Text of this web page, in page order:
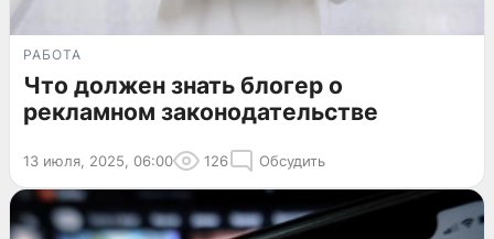
РАБОТА
Что должен знать блогер о
рекламном законодательстве
13 июля, 2025, 06:00 126 Обсудить